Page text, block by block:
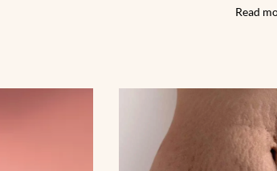
choisir
phares du
auxquels elles
épilation laser. Pourquoi ?
permettant une meilleure
par la mélanine du bulbe
est plus précis, plus rapide,
quasi nul. C’est aussi la
zones sensibles, comme le
Read